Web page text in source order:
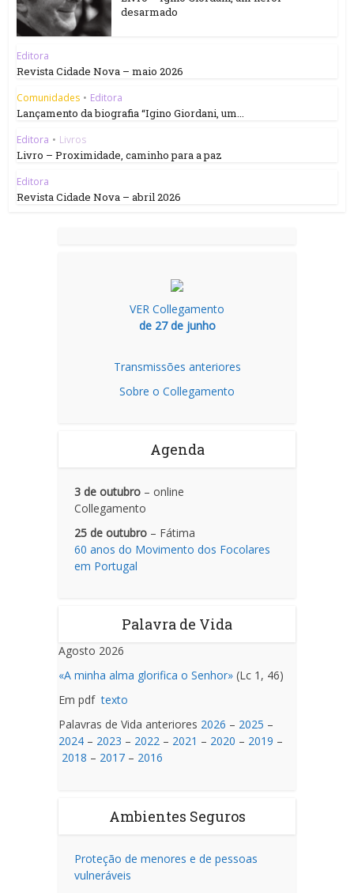
desarmado
Editora
Revista Cidade Nova – maio 2026
Comunidades • Editora
Lançamento da biografia “Igino Giordani, um...
Editora • Livros
Livro – Proximidade, caminho para a paz
Editora
Revista Cidade Nova – abril 2026
VER Collegamento
de 27 de junho
Transmissões anteriores
Sobre o Collegamento
Agenda
3 de outubro – online
Collegamento
25 de outubro – Fátima
60 anos do Movimento dos Focolares
em Portugal
Palavra de Vida
Agosto 2026
«A minha alma glorifica o Senhor» (Lc 1, 46)
Em pdftexto
Palavras de Vida anteriores 2026 – 2025 –
2024 – 2023 – 2022 – 2021 – 2020 – 2019 –
2018 – 2017 – 2016
Ambientes Seguros
Proteção de menores e de pessoas
vulneráveis